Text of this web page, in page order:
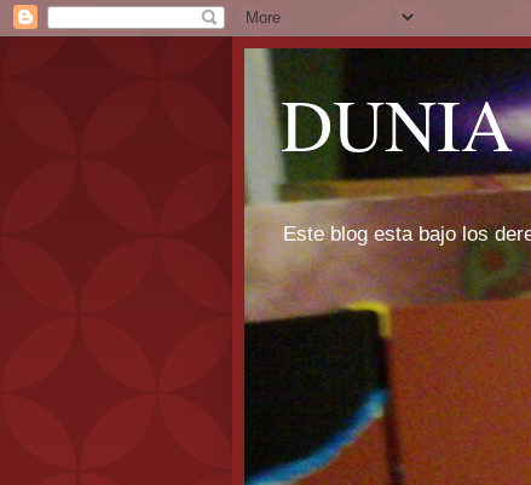
DUNIA
Este blog esta bajo los